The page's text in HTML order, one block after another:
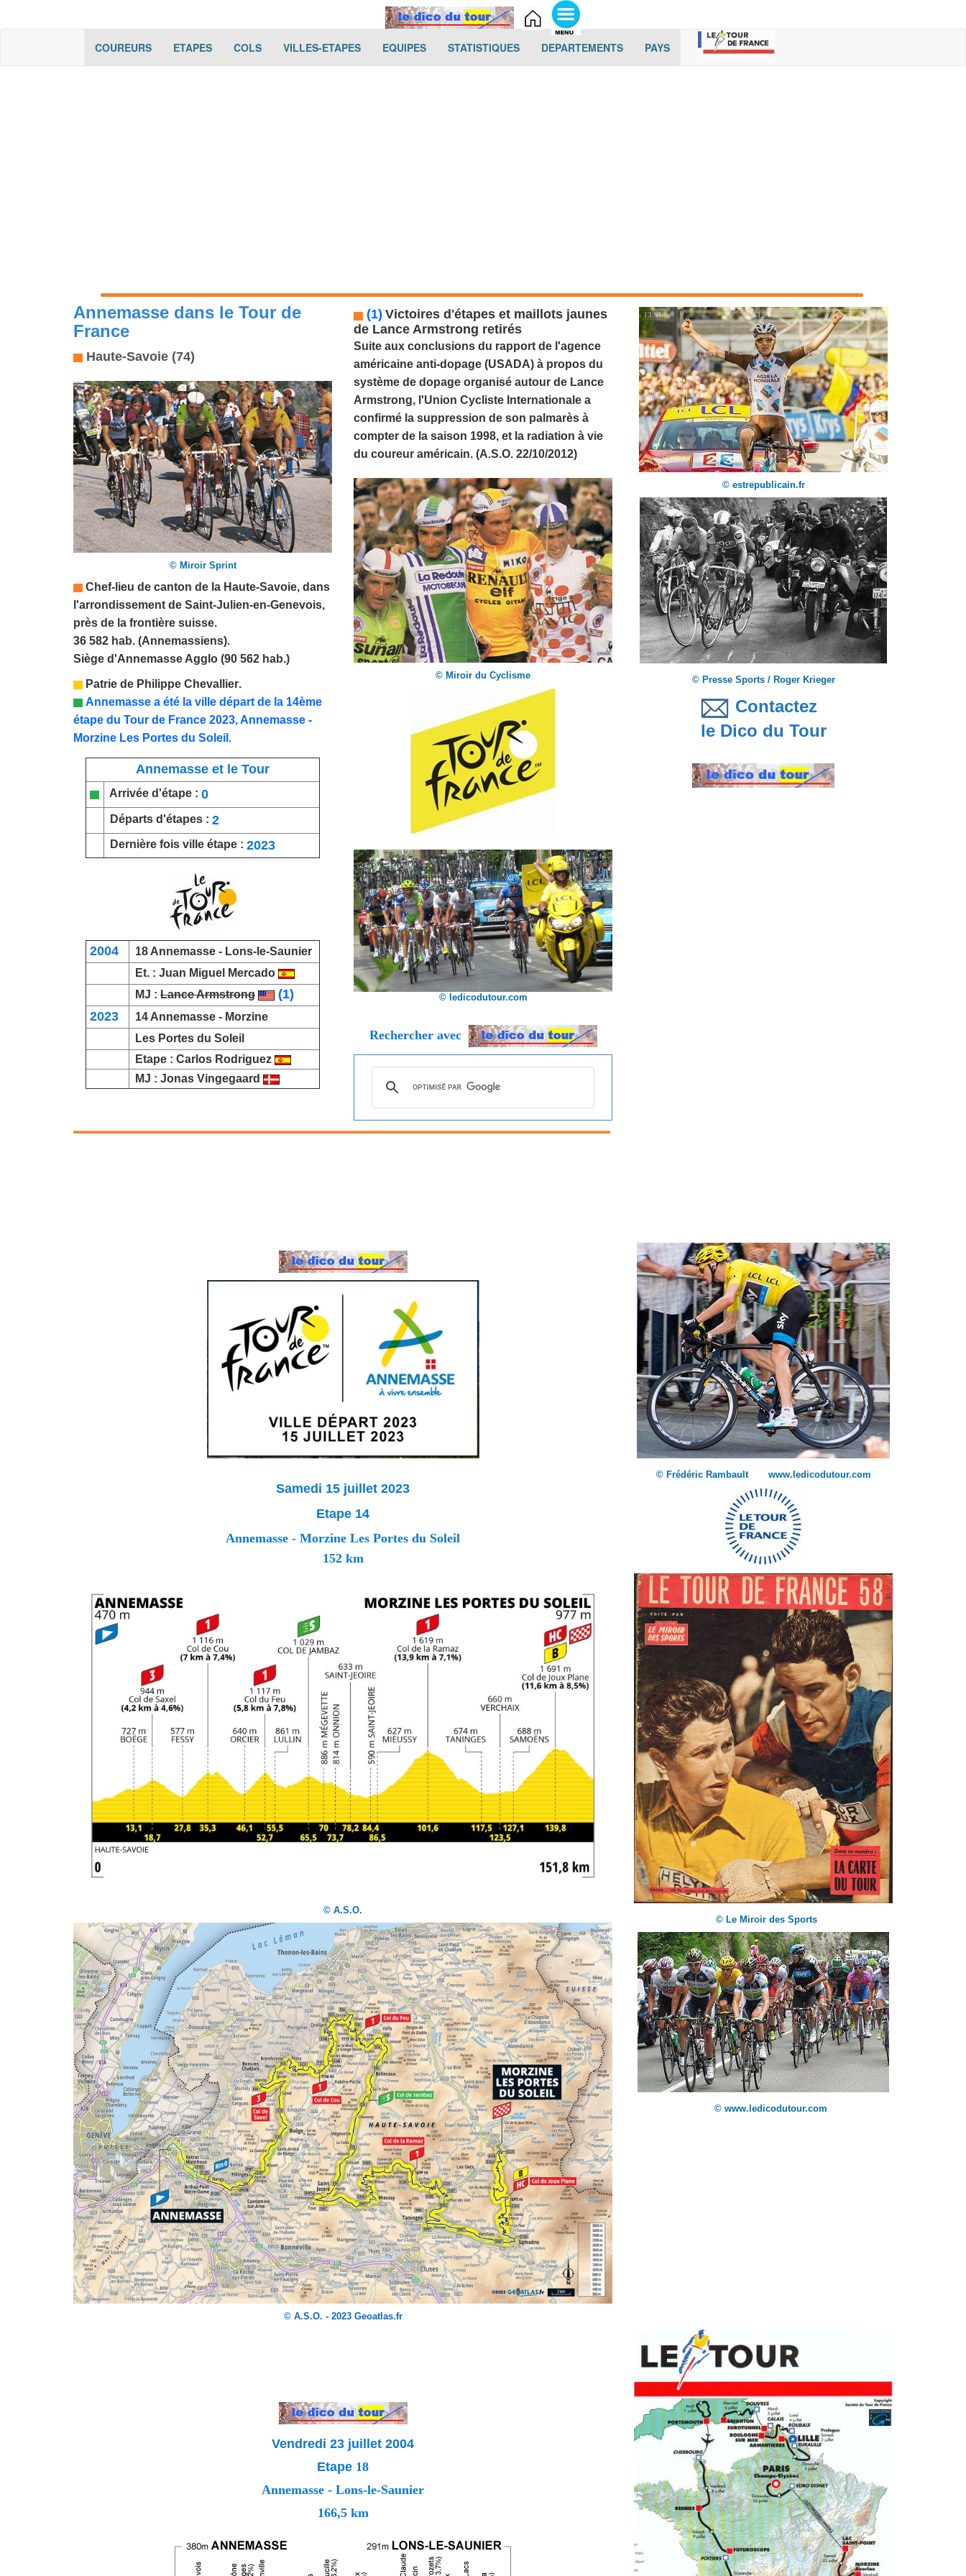
COUREURS(current)ETAPES(current)
COLS(current)VILLES-ETAPES(current)EQUIPES(current)STATISTIQUES(current)DEPARTEMENTS(current)
PAYS(cur
Annemasse dans le Tour de
France
Haute-Savoie (74)
© Miroir Sprint
Chef-lieu de canton de la Haute-Savoie, dans
l'arrondissement de Saint-Julien-en-Genevois,
près de la frontière suisse.
36 582 hab. (Annemassiens).
Siège d'Annemasse Agglo (90 562 hab.)
Patrie de Philippe Chevallier.
Annemasse a été la ville départ de la 14ème
étape du Tour de France 2023,Annemasse -
Morzine Les Portes du Soleil.
Annemasse et le Tour
Arrivée d'étape : 0
Départs d'étapes : 2
Dernière fois ville étape : 2023
2004 18 Annemasse - Lons-le-Saunier
Et. : Juan Miguel Mercado
MJ : Lance Armstrong
(1)
2023
14 Annemasse - Morzine
Les Portes du Soleil
Etape : Carlos Rodriguez
MJ : Jonas Vingegaard
(1) Victoires d'étapes et maillots jaunes
de Lance Armstrong retirés
Suite aux conclusions du rapport de l'agence
américaine anti-dopage (USADA) à propos du
système de dopage organisé autour de Lance
Armstrong, l'Union Cycliste Internationale a
confirmé la suppression de son palmarès à
compter de la saison 1998, et la radiation à vie
du coureur américain. (A.S.O. 22/10/2012)
© Miroir du Cyclisme
© ledicodutour.com
Rechercher avec
Samedi 15 juillet 2023
Etape 14
Annemasse - Morzine Les Portes du Soleil
152 km
© A.S.O.
© A.S.O. - 2023 Geoatlas.fr
Vendredi 23 juillet 2004
Etape 18
Annemasse - Lons-le-Saunier
166,5 km
© estrepublicain.fr
© Presse Sports / Roger Krieger
Contactez
le Dico du Tour
© Frédéric Rambault www.ledicodutour.com
© Le Miroir des Sports
© www.ledicodutour.com